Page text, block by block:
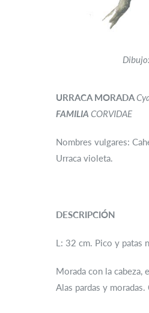
URRACA MORADA
FAMILIA CORVIDAE
Nombres vulgares:
Urraca violeta.
DESCRIPCIÓN
L: 32 cm. Pico y patas
Morada con la cabeza,
Alas pardas y